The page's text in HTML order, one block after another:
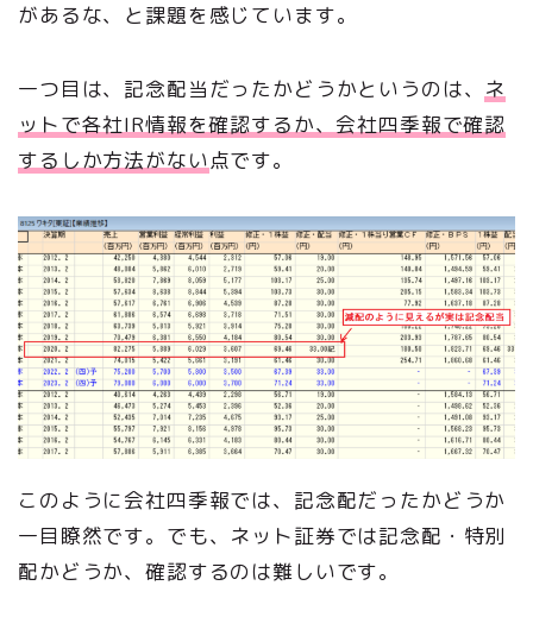
があるな、と課題を感じています。
一つ目は、記念配当だったかどうかというのは、 ネ
ットで各社IR情報を確認するか、会社四季報で確認
するしか方法がない点です。
このように会社四季報では、記念配だったかどうか
一目瞭然です。でも、ネット証券では記念配・特別
配かどうか、確認するのは難しいです。